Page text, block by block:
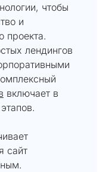
чтобы
и
проекта.
лендингов
включает в
сайт